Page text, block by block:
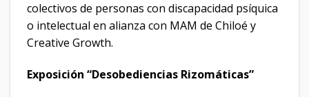
colectivos de personas con discapacidad psíquica
o intelectual en alianza con MAM de Chiloé y
Creative Growth.
Exposición “Desobediencias Rizomáticas”